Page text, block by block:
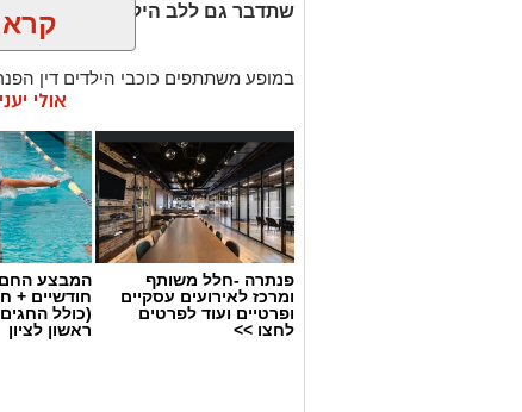
שתדבר גם ללב הילדים וגם
במופע משתתפים כוכבי הילדים דין
קורץ, נועה סבח ורועי ואקנין. את
הבינלאומית אנה סגל.
המוזיקה מלווה בביצוע חי של
לויזואליה חדשנית שיצרה האמנית דנה
שילוב שמרחיב את גבולות הדמיון
קרא
אולי
פנתרה -חלל משותף
ומרכז לאירועים עסקיים
ופרטיים ועוד לפרטים
לחצו >>
המבצע
חודשיים +
(כולל
ראשון לציון